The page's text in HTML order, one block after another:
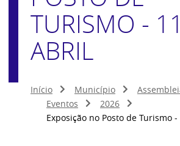
TURISMO -
ABRIL
Início Município
Eventos
2026
Exposição no Posto de Turismo